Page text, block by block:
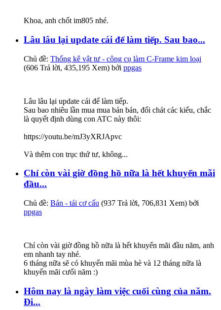
Khoa, anh chốt im805 nhé.
Lâu lâu lại update cái để làm tiếp. Sau bao...
Chủ đề: Thống kê vật tư - công cụ làm C-Frame kim loại
(606 Trả lời, 435,195 Xem) bởi ppgas
Lâu lâu lại update cái để làm tiếp.
Sau bao nhiêu lần mua mua bán bán, đổi chát các kiểu, chắc
là quyết định dùng con ATC này thôi:
https://youtu.be/mJ3yXRJApvc
Và thêm con trục thứ tư, không...
Chỉ còn vài giờ đồng hồ nữa là hết khuyến mãi
đầu...
Chủ đề: Bán - tái cơ cấu (937 Trả lời, 706,831 Xem) bởi
ppgas
Chỉ còn vài giờ đồng hồ nữa là hết khuyến mãi đầu năm, anh
em nhanh tay nhé.
6 tháng nữa sẽ có khuyến mãi mùa hè và 12 tháng nữa là
khuyến mãi cưối năm :)
Hôm nay là ngày làm việc cuối cùng của năm.
Đi...